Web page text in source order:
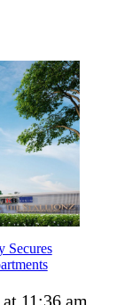
Secures
11:36 am